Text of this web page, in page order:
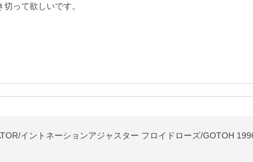
って欲しいです。
イントネーションアジャスター フロイドローズ/GOTOH